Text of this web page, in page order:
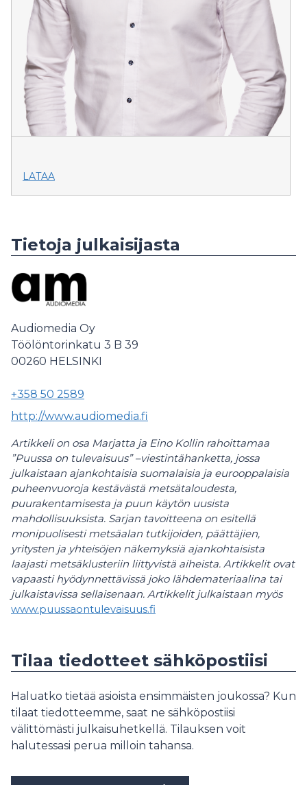
LATAA
Tietoja julkaisijasta
Audiomedia Oy
Töölöntorinkatu 3 B 39
00260 HELSINKI
+358 50 2589
http://www.audiomedia.fi
Artikkeli on osa Marjatta ja Eino Kollin rahoittamaa
”Puussa on tulevaisuus” –viestintähanketta, jossa
julkaistaan ajankohtaisia suomalaisia ja eurooppalaisia
puheenvuoroja kestävästä metsätaloudesta,
puurakentamisesta ja puun käytön uusista
mahdollisuuksista. Sarjan tavoitteena on esitellä
monipuolisesti metsäalan tutkijoiden, päättäjien,
yritysten ja yhteisöjen näkemyksiä ajankohtaisista
laajasti metsäklusteriin liittyvistä aiheista. Artikkelit ovat
vapaasti hyödynnettävissä joko lähdemateriaalina tai
julkaistavissa sellaisenaan. Artikkelit julkaistaan myös
www.puussaontulevaisuus.fi
Tilaa tiedotteet sähköpostiisi
Haluatko tietää asioista ensimmäisten joukossa? Kun
tilaat tiedotteemme, saat ne sähköpostiisi
välittömästi julkaisuhetkellä. Tilauksen voit
halutessasi perua milloin tahansa.